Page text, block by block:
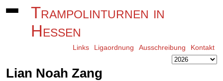
Trampolinturnen in
Hessen
Links Ligaordnung Ausschreibung Kontakt
Lian Noah Zang